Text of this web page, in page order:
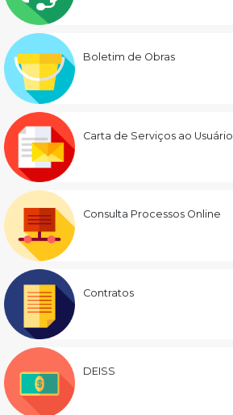
Boletim de Obras
Carta de Serviços ao Usuário
Consulta Processos Online
Contratos
DEISS